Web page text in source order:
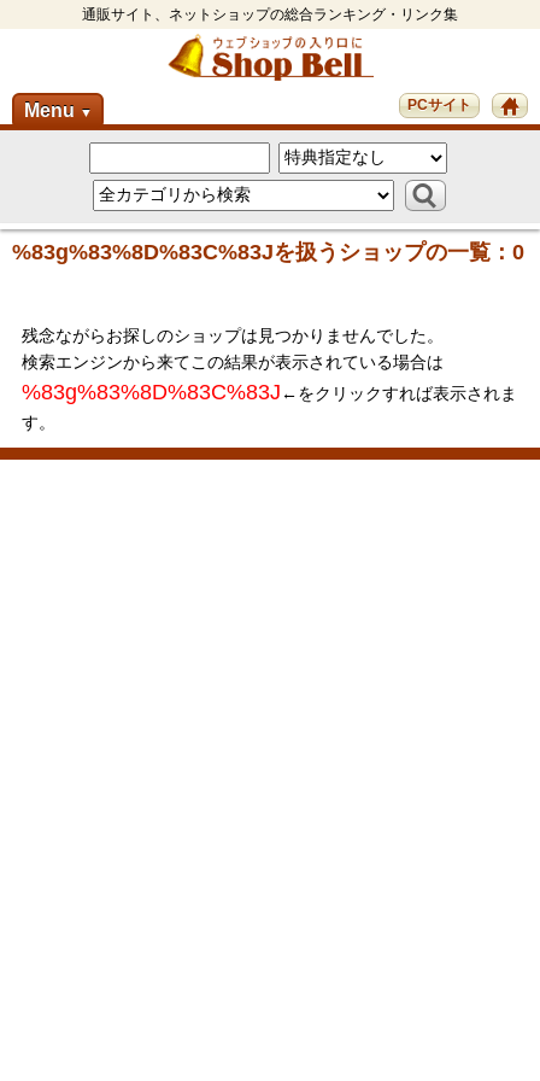
通販サイト、ネットショップの総合ランキング・リンク集
Menu ▼ PCサイト
%83g%83%8D%83C%83Jを扱うショップの一覧：0
残念ながらお探しのショップは見つかりませんでした。
検索エンジンから来てこの結果が表示されている場合は
%83g%83%8D%83C%83J ←をクリックすれば表示されま
す。